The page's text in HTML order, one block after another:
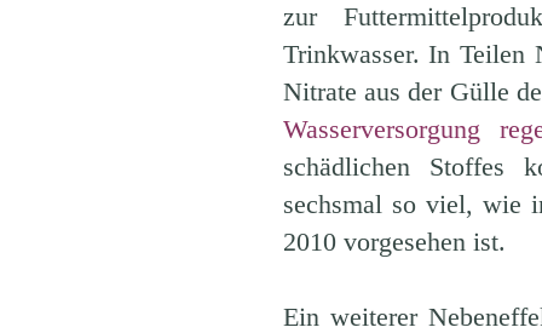
zur
Trinkwasser. In Teilen
Nitrate aus der Gülle
Wasserversorgung
schädlichen Stoffes
sechsmal so viel, wie
2010 vorgesehen ist.
Ein weiterer